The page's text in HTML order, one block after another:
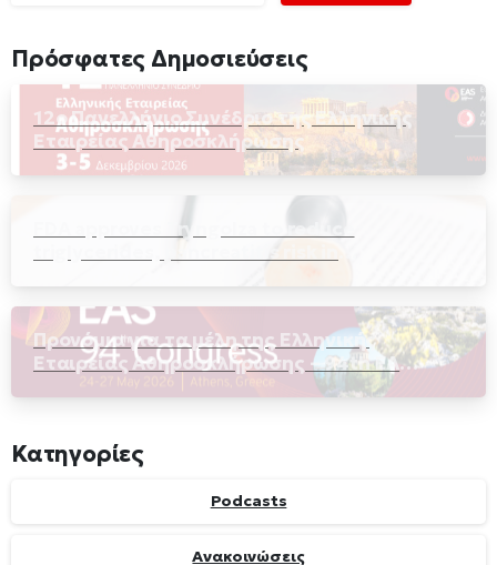
Πρόσφατες Δημοσιεύσεις
12ο Πανελλήνιο Συνέδριο της Ελληνικής
Εταιρείας Αθηροσκλήρωσης
FDA approves Tryngolza to reduce
Προνόμια για τα μέλη της Ελληνικής
Εταιρείας Αθηροσκλήρωσης – 94th EAS
Κατηγορίες
Podcasts
Ανακοινώσεις